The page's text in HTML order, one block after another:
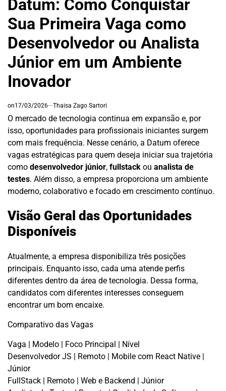
Datum: Como Conquistar
Sua Primeira Vaga como
Desenvolvedor ou Analista
Júnior em um Ambiente
Inovador
on17/03/2026 Thaisa Zago Sartori
O mercado de tecnologia continua em expansão e, por
isso, oportunidades para profissionais iniciantes surgem
com mais frequência. Nesse cenário, a Datum oferece
vagas estratégicas para quem deseja iniciar sua trajetória
como desenvolvedor júnior, fullstack ou analista de
testes. Além disso, a empresa proporciona um ambiente
moderno, colaborativo e focado em crescimento contínuo.
Visão Geral das Oportunidades
Disponíveis
Atualmente, a empresa disponibiliza três posições
principais. Enquanto isso, cada uma atende perfis
diferentes dentro da área de tecnologia. Dessa forma,
candidatos com diferentes interesses conseguem
encontrar um bom encaixe.
Comparativo das Vagas
Vaga | Modelo | Foco Principal | Nível
Desenvolvedor JS | Remoto | Mobile com React Native |
Júnior
FullStack | Remoto | Web e Backend | Júnior